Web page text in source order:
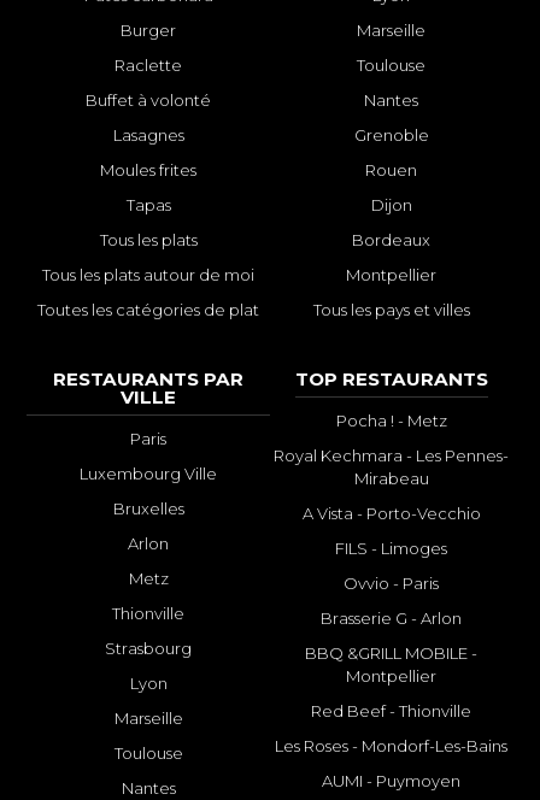
Burger
Raclette
Buffet à volonté
Lasagnes
Moules frites
Tapas
Tous les plats
Tous les plats autour de moi
Toutes les catégories de plat
Marseille
Toulouse
Nantes
Grenoble
Rouen
Dijon
Bordeaux
Montpellier
Tous les pays et villes
RESTAURANTS PAR
VILLE
Paris
Luxembourg Ville
Bruxelles
Arlon
Metz
Thionville
Strasbourg
Lyon
Marseille
Toulouse
Nantes
TOP RESTAURANTS
Pocha ! - Metz
Royal Kechmara - Les Pennes-
Mirabeau
A Vista - Porto-Vecchio
FILS - Limoges
Ovvio - Paris
Brasserie G - Arlon
BBQ &GRILL MOBILE -
Montpellier
Red Beef - Thionville
Les Roses - Mondorf-Les-Bains
AUMI - Puymoyen